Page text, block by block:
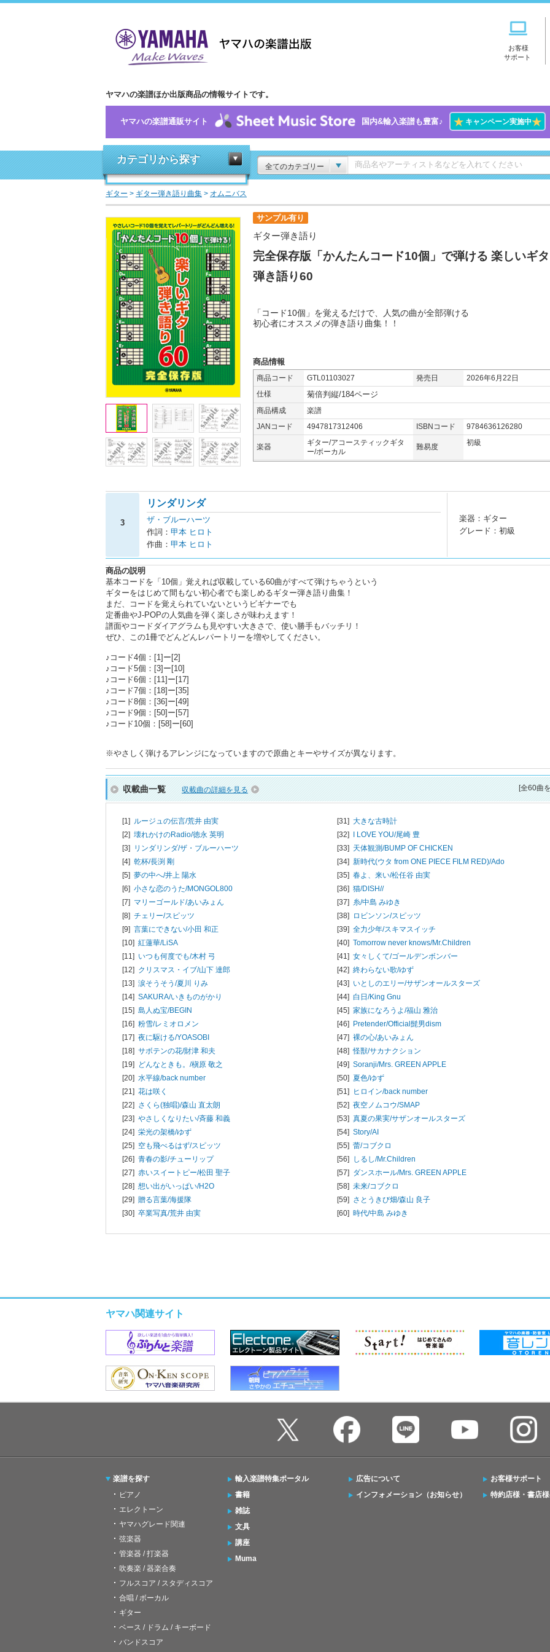
お客様
サポート
ヤマハの楽譜ほか出版商品の情報サイトです。
ヤマハの楽譜通販サイト 国内&輸入楽譜も豊富♪ ★キャンペーン実施中★
カテゴリから探す
全てのカテゴリー
ギター > ギター弾き語り曲集 > オムニバス
サンプル有り
ギター弾き語り
完全保存版「かんたんコード10個」で弾ける 楽しいギ
弾き語り60
「コード10個」を覚えるだけで、人気の曲が全部弾ける
初心者にオススメの弾き語り曲集！！
商品情報
商品コード GTL01103027 発売日
2026年6月22日
仕様
菊倍判縦/184ページ
商品構成
楽譜
JANコード
4947817312406 ISBNコード 9784636126280
楽器
ギター/アコースティックギタ
ー/ボーカル
難易度 初級
3
リンダリンダ
ザ・ブルーハーツ
作詞： 甲本 ヒロト
作曲： 甲本 ヒロト
楽器：ギター
グレード：初級
商品の説明
基本コードを「10個」覚えれば収載している60曲がすべて弾けちゃうという
ギターをはじめて間もない初心者でも楽しめるギター弾き語り曲集！
まだ、コードを覚えられていないというビギナーでも
定番曲やJ-POPの人気曲を弾く楽しさが味わえます！
譜面やコードダイアグラムも見やすい大きさで、使い勝手もバッチリ！
ぜひ、この1冊でどんどんレパートリーを増やしてください。
♪コード4個：[1]ー[2]
♪コード5個：[3]ー[10]
♪コード6個：[11]ー[17]
♪コード7個：[18]ー[35]
♪コード8個：[36]ー[49]
♪コード9個：[50]ー[57]
♪コード10個：[58]ー[60]
※やさしく弾けるアレンジになっていますので原曲とキーやサイズが異なります。
収載曲一覧 収載曲の詳細を見る [全60曲
[1] ルージュの伝言/荒井 由実
[2] 壊れかけのRadio/徳永 英明
[3] リンダリンダ/ザ・ブルーハーツ
[4] 乾杯/長渕 剛
[5] 夢の中へ/井上 陽水
[6] 小さな恋のうた/MONGOL800
[7] マリーゴールド/あいみょん
[8] チェリー/スピッツ
[9] 言葉にできない/小田 和正
[10] 紅蓮華/LiSA
[11] いつも何度でも/木村 弓
[12] クリスマス・イブ/山下 達郎
[13] 涙そうそう/夏川 りみ
[14] SAKURA/いきものがかり
[15] 島人ぬ宝/BEGIN
[16] 粉雪/レミオロメン
[17] 夜に駆ける/YOASOBI
[18] サボテンの花/財津 和夫
[19] どんなときも。/槇原 敬之
[20] 水平線/back number
[21] 花は咲く
[22] さくら(独唱)/森山 直太朗
[23] やさしくなりたい/斉藤 和義
[24] 栄光の架橋/ゆず
[25] 空も飛べるはず/スピッツ
[26] 青春の影/チューリップ
[27] 赤いスイートピー/松田 聖子
[28] 想い出がいっぱい/H2O
[29] 贈る言葉/海援隊
[30] 卒業写真/荒井 由実
[31] 大きな古時計
[32] I LOVE YOU/尾崎 豊
[33] 天体観測/BUMP OF CHICKEN
[34] 新時代(ウタ from ONE PIECE FILM RED)/Ado
[35] 春よ、来い/松任谷 由実
[36] 猫/DISH//
[37] 糸/中島 みゆき
[38] ロビンソン/スピッツ
[39] 全力少年/スキマスイッチ
[40] Tomorrow never knows/Mr.Children
[41] 女々しくて/ゴールデンボンバー
[42] 終わらない歌/ゆず
[43] いとしのエリー/サザンオールスターズ
[44] 白日/King Gnu
[45] 家族になろうよ/福山 雅治
[46] Pretender/Official髭男dism
[47] 裸の心/あいみょん
[48]怪獣/サカナクション
[49] Soranji/Mrs. GREEN APPLE
[50] 夏色/ゆず
[51] ヒロイン/back number
[52] 夜空ノムコウ/SMAP
[53] 真夏の果実/サザンオールスターズ
[54] Story/AI
[55] 蕾/コブクロ
[56] しるし/Mr.Children
[57] ダンスホール/Mrs. GREEN APPLE
[58] 未来/コブクロ
[59] さとうきび畑/森山 良子
[60] 時代/中島 みゆき
ヤマハ関連サイト
楽譜を探す
ピアノ
エレクトーン
ヤマハグレード関連
弦楽器
管楽器 / 打楽器
吹奏楽 / 器楽合奏
フルスコア / スタディスコア
合唱 / ボーカル
ギター
ベース / ドラム / キーボード
バンドスコア
輸入楽譜特集ポータル
書籍
雑誌
文具
講座
Muma
広告について
インフォメーション（お知らせ）
お客様サポート
特約店様・書店